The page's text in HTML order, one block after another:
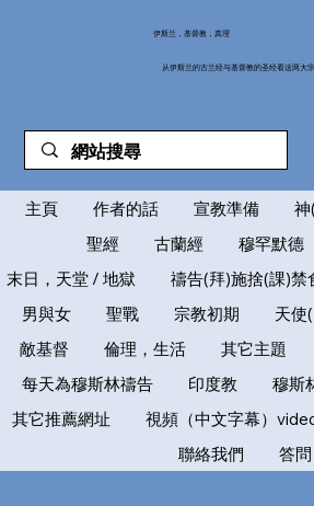
伊斯兰，基督教，真理
从伊斯兰的古兰经与基督教的圣经看这两大
主頁 作者的話 宣教準備 神
聖經
古蘭經 穆罕默德
末日，天堂 / 地獄
禱告(拜)施捨(課)禁
男與女
聖戰 宗教初期 天使
敵基督
倫理，生活 其它主題
每天為穆斯林禱告
印度教
穆斯
其它推薦網址
視頻（中文字幕）
聯絡我們
答問